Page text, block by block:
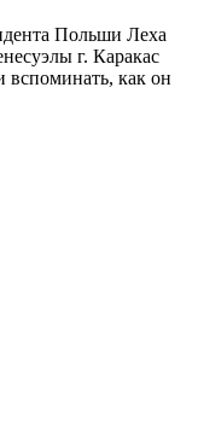
Польши Леха
г. Каракас
вспоминать, как он